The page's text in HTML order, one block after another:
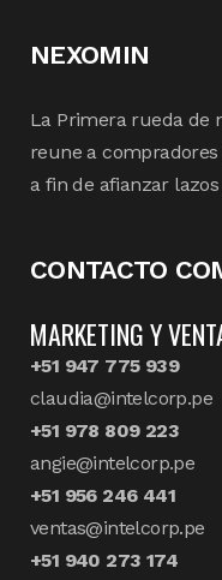
NEXOMIN
La Primera rueda de
reune a
a fin de afianzar
CONTACTO
MARKETING Y
+51 947 775 939
claudia@intelcorp.pe
+51 978 809 223
angie@intelcorp.pe
+51 956 246 441
ventas@intelcorp.pe
+51 940 273 174